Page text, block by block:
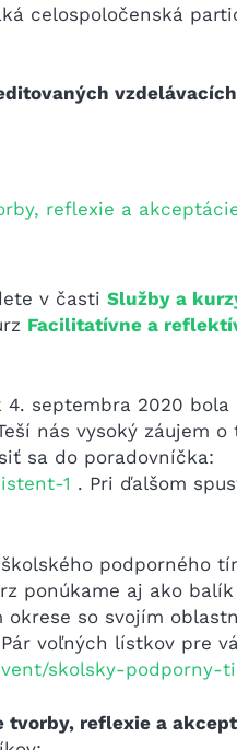
celospoločenská
reflexie a
v časti Služby a
Facilitatívne a
septembra 2020
nás vysoký záujem
sa do poradovníčka:
1 . Pri ďalšom
podporného
ponúkame aj ako
so svojím
voľných lístkov pre
skolsky-podporny-
reflexie a